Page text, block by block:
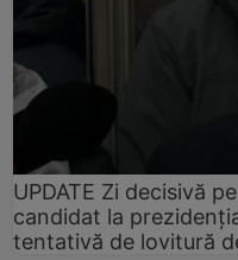
UPDATE Zi decisivă
candidat la
tentativă de lovitură